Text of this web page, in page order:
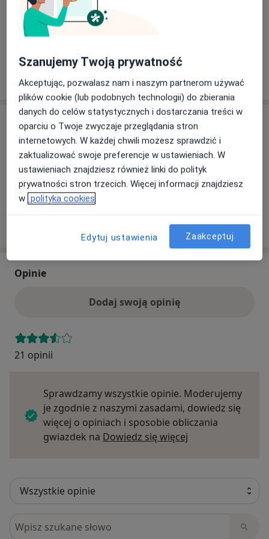
internet
Co mam zrobić w tej sytuacji?
o adresie
Ubezpieczenia - brak akceptowanych
Ten specjalista przyjmuje wyłącznie pacjentów
prywatnych. Możesz opłacić wizytę samodzielnie lub
znaleźć innego specjalistę, który akceptuje Twoje
ubezpieczenie.
Szukaj specjalistów według ubezpieczenia
Opinie
Dodaj swoją opinię
21 opinii
Sprawdzamy wszystkie opinie. Moderujemy
je zgodnie z naszymi zasadami, dowiedz się
więcej o opiniach i sposobie obliczania
gwiazdek na Dowiedz się więcej
Szukaj w opiniach
Szanujemy Twoją prywatność
Akceptując, pozwalasz nam i naszym partnerom używać
plików cookie (lub podobnych technologii) do zbierania
danych do celów statystycznych i dostarczania treści w
oparciu o Twoje zwyczaje przeglądania stron
internetowych. W każdej chwili możesz sprawdzić i
zaktualizować swoje preferencje w ustawieniach. W
ustawieniach znajdziesz również linki do polityk
prywatności stron trzecich. Więcej informacji znajdziesz
w polityka cookies
Edytuj ustawienia Zaakceptuj